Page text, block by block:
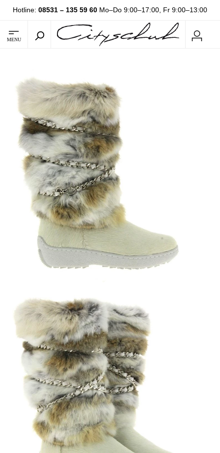
Hotline: 08531 – 135 59 60 Mo–Do 9:00–17:00, Fr 9:00–13:00
MENU